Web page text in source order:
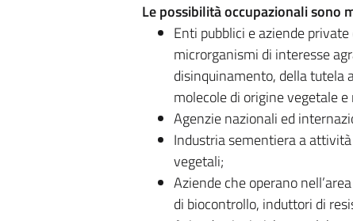
Le possibilità occupazionali sono
Enti pubblici e aziende
microrganismi di interesse
disinquinamento, della tutela
molecole di origine vegetale
Agenzie nazionali ed
Industria sementiera a
vegetali;
Aziende che operano
di biocontrollo, induttori di